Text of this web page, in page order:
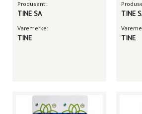
Produsent:
TINE SA
Varemerke:
TINE
TINE
TINE